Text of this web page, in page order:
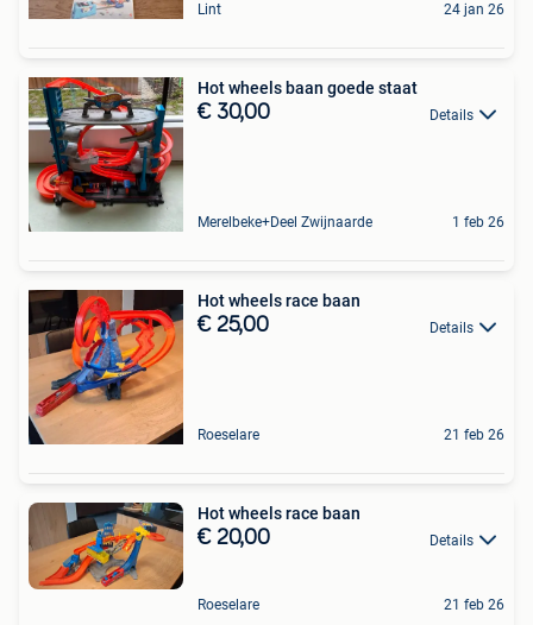
Lint 24 jan 26
Hot wheels baan goede staat
€ 30,00 Details
Merelbeke+Deel Zwijnaarde 1 feb 26
Hot wheels race baan
€ 25,00 Details
Roeselare 21 feb 26
Hot wheels race baan
€ 20,00 Details
Roeselare 21 feb 26